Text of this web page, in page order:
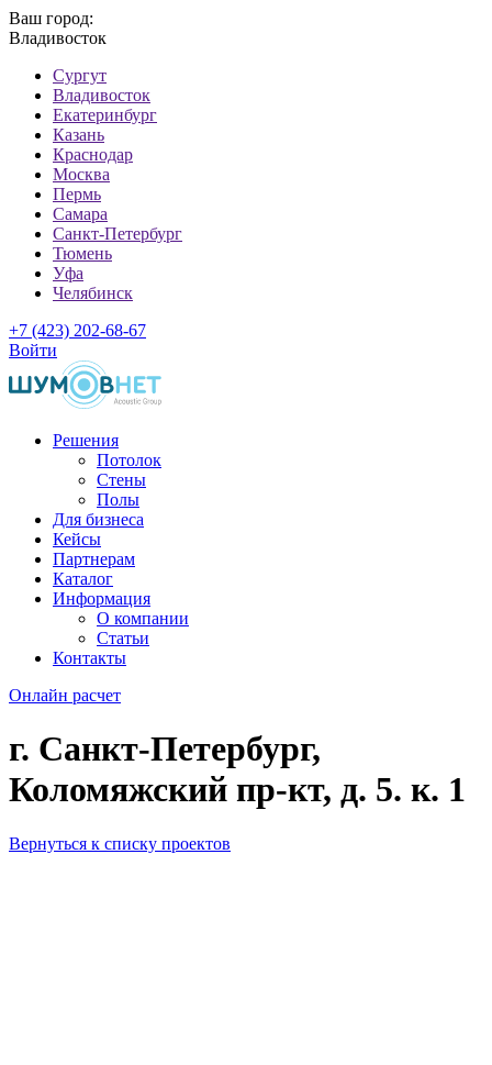
Ваш город:
Владивосток
Cургут
Владивосток
Екатеринбург
Казань
Краснодар
Москва
Пермь
Самара
Санкт-Петербург
Тюмень
Уфа
Челябинск
+7 (423) 202-68-67
Войти
Решения
Потолок
Стены
Полы
Для бизнеса
Кейсы
Партнерам
Каталог
Информация
О компании
Статьи
Контакты
Онлайн расчет
г. Санкт-Петербург,
Коломяжский пр-кт, д. 5. к. 1
Вернуться к списку проектов